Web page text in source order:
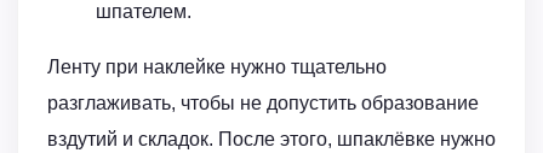
шпателем.
Ленту при наклейке нужно тщательно
разглаживать, чтобы не допустить образование
вздутий и складок. После этого, шпаклёвке нужно